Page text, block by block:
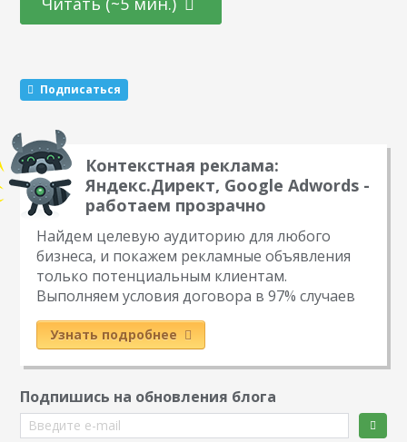
или иным образом расскажут о вас другим пользователям.
механики, которые маркетологи советуют чередовать…
Подписаться
Контекстная реклама:
Яндекс.Директ, Google Adwords -
работаем прозрачно
Найдем целевую аудиторию для любого
бизнеса, и покажем рекламные объявления
только потенциальным клиентам.
Выполняем условия договора в 97% случаев
Узнать подробнее
Подпишись на обновления блога
Введите e-mail